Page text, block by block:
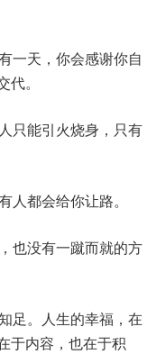
一天，你会感谢你自
。
只能引火烧身，只有
都会给你让路。
也没有一蹴而就的方
足。人生的幸福，在
于内容，也在于积